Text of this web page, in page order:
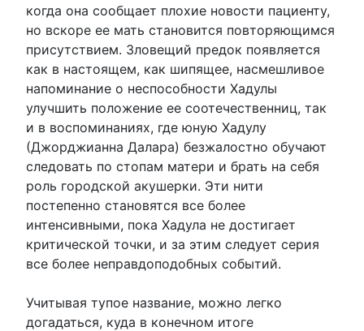
когда она сообщает плохие новости пациенту,
но вскоре ее мать становится повторяющимся
присутствием. Зловещий предок появляется
как в настоящем, как шипящее, насмешливое
напоминание о неспособности Хадулы
улучшить положение ее соотечественниц, так
и в воспоминаниях, где юную Хадулу
(Джорджианна Далара) безжалостно обучают
следовать по стопам матери и брать на себя
роль городской акушерки. Эти нити
постепенно становятся все более
интенсивными, пока Хадула не достигает
критической точки, и за этим следует серия
все более неправдоподобных событий.
Учитывая тупое название, можно легко
догадаться, куда в конечном итоге